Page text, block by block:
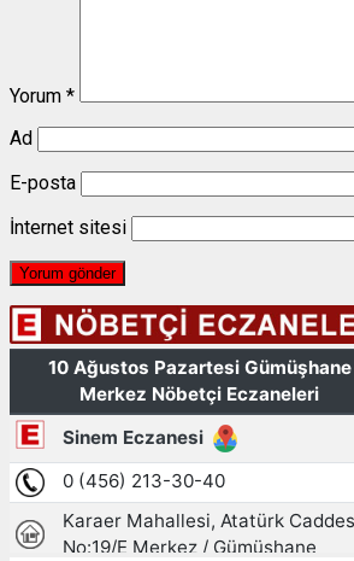
Yorum *
Ad
E-posta
İnternet sitesi